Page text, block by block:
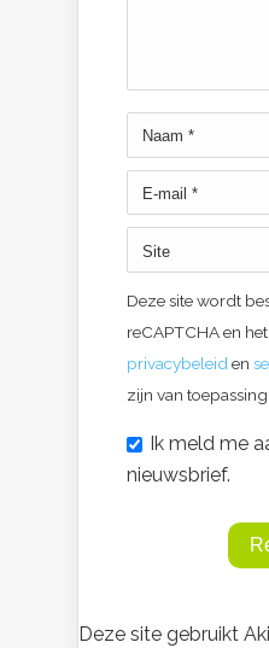
Deze site wordt
reCAPTCHA en
privacybeleid en
zijn van toepassing.
Ik meld me
nieuwsbrief.
Deze site gebruikt